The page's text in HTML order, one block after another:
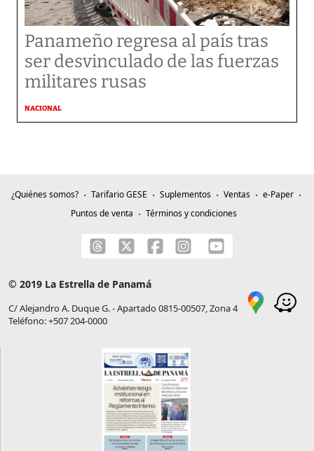
Panameño regresa al país tras
ser desvinculado de las fuerzas
militares rusas
NACIONAL
¿Quiénes somos? Tarifario GESE Suplementos Ventas
e-Paper
Puntos de venta
Términos y condiciones
© 2019 La Estrella de Panamá
C/ Alejandro A. Duque G. - Apartado 0815-00507, Zona 4
Teléfono: +507 204-0000